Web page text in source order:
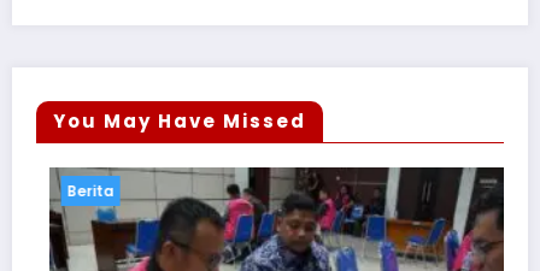
You May Have Missed
Berita